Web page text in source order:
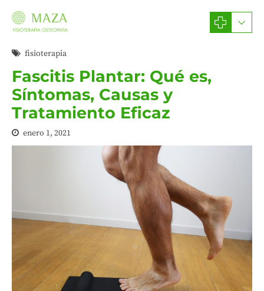
fisioterapia
Fascitis Plantar: Qué es,
Síntomas, Causas y
Tratamiento Eficaz
enero 1, 2021